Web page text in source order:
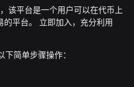
该平台是一个用户可以在代币上
平台。 立即加入，充分利用
简单步骤操作：